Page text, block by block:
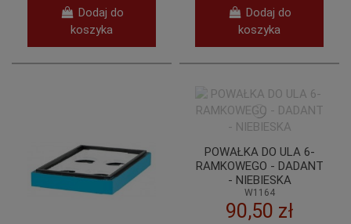
Dodaj do
koszyka
Dodaj do
koszyka
POWAŁKA DO ULA 6-
RAMKOWEGO - DADANT
- NIEBIESKA
W1164
90,50 zł